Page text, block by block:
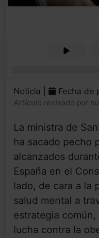
Noticia | Fecha de
Artículo revisado por
La ministra de
ha sacado pecho
alcanzados
España en el
lado, de cara a la
salud mental a
estrategia
lucha contra la